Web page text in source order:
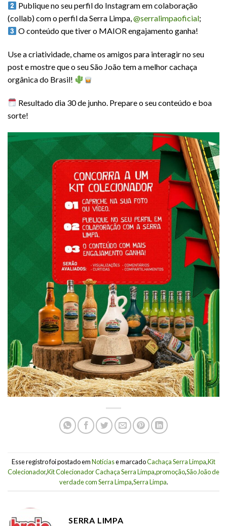
Publique no seu perfil do Instagram em colaboração
(collab) com o perfil da Serra Limpa,@serralimpaoficial;
O conteúdo que tiver o MAIOR engajamento ganha!
Use a criatividade, chame os amigos para interagir no seu
post e mostre que o seu São João tem a melhor cachaça
orgânica do Brasil!
Resultado dia 30 de junho. Prepare o seu conteúdo e boa
sorte!
Esse registro foi postado emNotíciase marcadoCachaça Serra Limpa,Kit
Colecionador,Kit Colecionador Cachaça Serra Limpa,promoção,São João de
verdade com Serra Limpa,Serra Limpa.
SERRA LIMPA